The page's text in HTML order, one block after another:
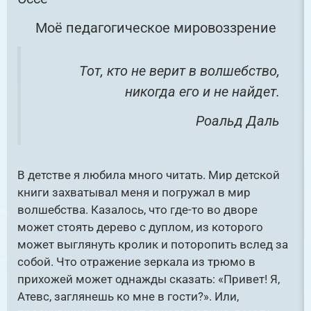
Теперь поем, танцуем ВМЕСТЕ,
И в этом вижу смысл я.
Визитная карточка «Я —
bject","name":"Воспитатель года
2023","description":"Муниципальный этап
всероссийского конкурса «Воспитатель года» в
г. Ленинск-Кузнецкий. Период проведения 26-
27.10.2022. Участники: Рахимова Е.Г., Шибеко
С.Г., Трошкина Е.В.","uploadDate":"2022-10-
18T17:03:36+07:00","thumbnailUrl":"https:\/\/cdn.n
mclk.ru\/wp-
убеждаю детей и снова убеждаюсь
«Это невозможно!» — сказала
«Это бесполезно!» — отрезала
«Попробуй…» — шепнула Мечта.
Визитная карточка «Я —
педагог»
{"@context":"https:\/\/schema.org","@type":"VideoO
Моё педагогическое мировоззрение
Тот, кто не верит в волшебство,
никогда его и не найдет.
Роальд Даль
В детстве я любила много читать. Мир детской
книги захватывал меня и погружал в мир
волшебства. Казалось, что где-то во дворе
может стоять дерево с дуплом, из которого
может выглянуть кролик и поторопить вслед за
собой. Что отражение зеркала из трюмо в
прихожей может однажды сказать: «Привет! Я,
Атевс, заглянешь ко мне в гости?». Или,